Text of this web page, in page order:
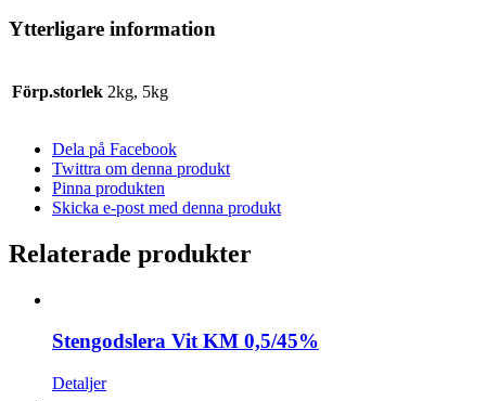
Ytterligare information
Förp.storlek 2kg, 5kg
Dela på Facebook
Twittra om denna produkt
Pinna produkten
Skicka e-post med denna produkt
Relaterade produkter
Stengodslera Vit KM 0,5/45%
Detaljer